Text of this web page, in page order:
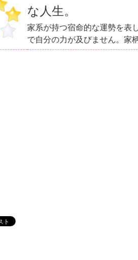
な人生。
家系が持つ宿命的な運勢を表
で自分の力が及びません。家